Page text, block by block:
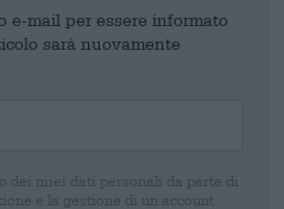
mail per essere informato
sarà nuovamente
dei miei dati personali da parte di
e la gestione di un account